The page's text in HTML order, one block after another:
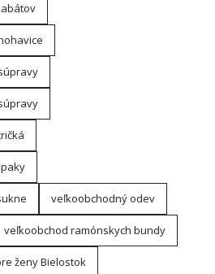
veľkoobchodný odev
veľkoobchod ramónskych bundy
ženy Bielostok